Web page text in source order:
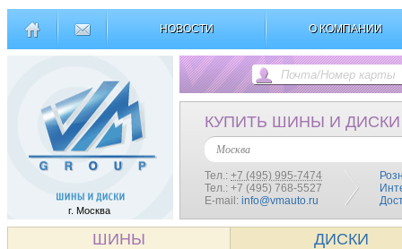
НОВОСТИ О КОМПАНИИ
г. Москва
КУПИТЬ ШИНЫ И ДИСКИ
Москва
Тел.: +7 (495) 995-7474
Тел.: +7 (495) 768-5527
E-mail: info@vmauto.ru
ШИНЫ ДИСКИ